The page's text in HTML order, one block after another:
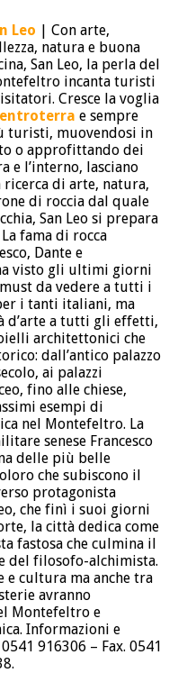
Leo | Con arte,
natura e buona
San Leo, la perla del
incanta turisti
Cresce la voglia
entroterra e sempre
turisti, muovendosi in
o approfittando dei
e l’interno, lasciano
ricerca di arte, natura,
di roccia dal quale
San Leo si prepara
fama di rocca
Dante e
visto gli ultimi giorni
da vedere a tutti i
i tanti italiani, ma
d’arte a tutti gli effetti,
architettonici che
dall’antico palazzo
ai palazzi
fino alle chiese,
esempi di
nel Montefeltro. La
senese Francesco
delle più belle
che subiscono il
protagonista
che finì i suoi giorni
la città dedica come
fastosa che culmina il
del filosofo-alchimista.
cultura ma anche tra
avranno
Montefeltro e
Informazioni e
916306 – Fax. 0541